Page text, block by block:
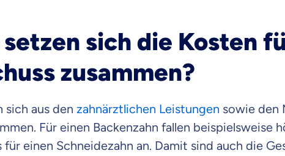
sich die Kosten
zusammen?
sich aus den zahnärztlichen Leistungen sowie den
Für einen Backenzahn fallen beispielsweise
für einen Schneidezahn an. Damit sind auch die
Daten erkläre ich meineEinwilligung zur